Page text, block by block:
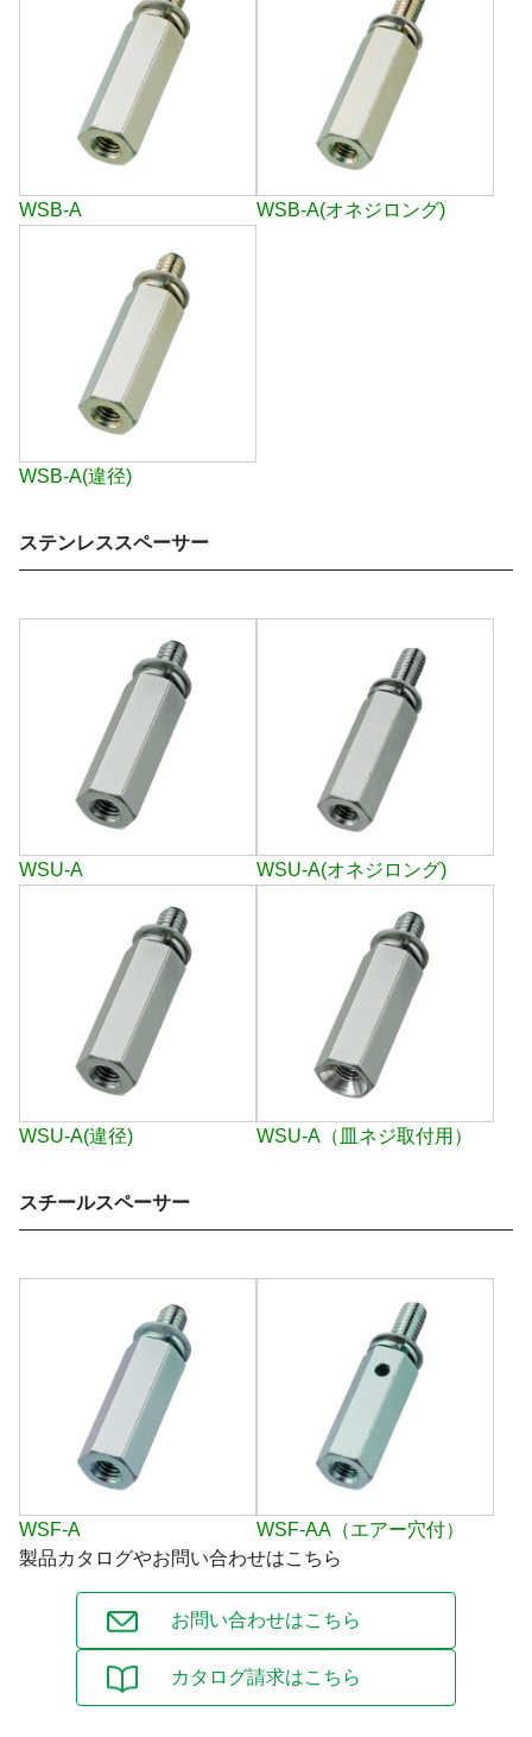
WSB-A WSB-A(オネジロング)
WSB-A(違径)
ステンレススペーサー
WSU-A WSU-A(オネジロング)
WSU-A(違径) WSU-A（皿ネジ取付用）
スチールスペーサー
WSF-A
WSF-AA（エアー穴付）
製品カタログやお問い合わせはこちら
お問い合わせはこちら
カタログ請求はこちら